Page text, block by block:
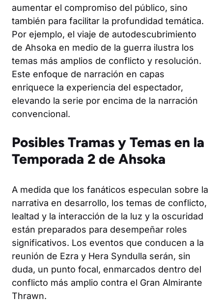
aumentar el compromiso del público, sino
también para facilitar la profundidad temática.
Por ejemplo, el viaje de autodescubrimiento
de Ahsoka en medio de la guerra ilustra los
temas más amplios de conflicto y resolución.
Este enfoque de narración en capas
enriquece la experiencia del espectador,
elevando la serie por encima de la narración
convencional.
Posibles Tramas y Temas en la
Temporada 2 de Ahsoka
A medida que los fanáticos especulan sobre la
narrativa en desarrollo, los temas de conflicto,
lealtad y la interacción de la luz y la oscuridad
están preparados para desempeñar roles
significativos. Los eventos que conducen a la
reunión de Ezra y Hera Syndulla serán, sin
duda, un punto focal, enmarcados dentro del
conflicto más amplio contra el Gran Almirante
Thrawn.